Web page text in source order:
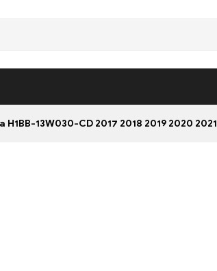
13W030-CD 2017 2018 2019 2020 2021